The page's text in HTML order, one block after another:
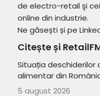
de electro-retail şi
online din industrie.
Ne găsești și pe
Citește și
Situația deschiderilor
alimentar din
5 august 2026